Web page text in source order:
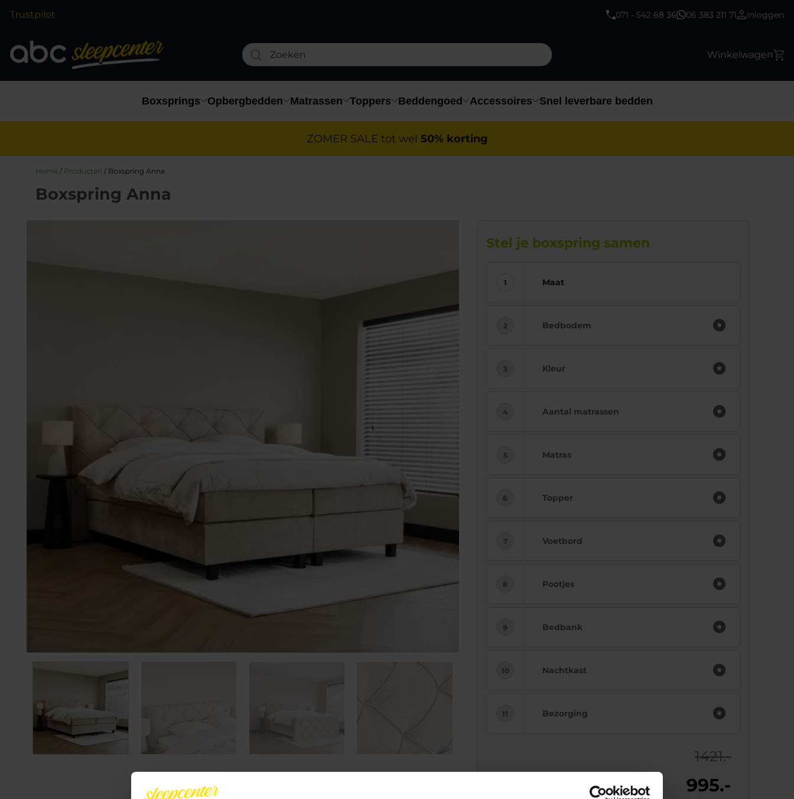
Trustpilot 071 - 542 68 36 06 383 211 71 Inloggen
Winkelwagen
Boxsprings Opbergbedden Matrassen Toppers Beddengoed Accessoires Snel leverbare bedden
ZOMER SALE tot wel 50% korting
Home / Producten / Boxspring Anna
Boxspring Anna
Stel je boxspring samen
Maat
Bedbodem
Kleur
Aantal matrassen
Matras
Topper
Voetbord
Pootjes
Bedbank
Nachtkast
Bezorging
1421.-
995.-